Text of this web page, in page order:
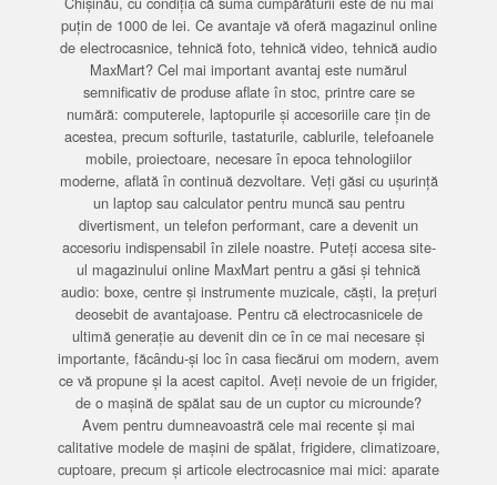
puțin de 1000 de lei. Ce avantaje vă oferă magazinul online
de electrocasnice, tehnică foto, tehnică video, tehnică audio
MaxMart? Cel mai important avantaj este numărul
semnificativ de produse aflate în stoc, printre care se
numără: computerele, laptopurile și accesoriile care țin de
acestea, precum softurile, tastaturile, cablurile, telefoanele
mobile, proiectoare, necesare în epoca tehnologiilor
moderne, aflată în continuă dezvoltare. Veți găsi cu ușurință
un laptop sau calculator pentru muncă sau pentru
divertisment, un telefon performant, care a devenit un
accesoriu indispensabil în zilele noastre. Puteți accesa site-
ul magazinului online MaxMart pentru a găsi și tehnică
audio: boxe, centre și instrumente muzicale, căști, la prețuri
deosebit de avantajoase. Pentru că electrocasnicele de
ultimă generație au devenit din ce în ce mai necesare și
importante, făcându-și loc în casa fiecărui om modern, avem
ce vă propune și la acest capitol. Aveți nevoie de un frigider,
de o mașină de spălat sau de un cuptor cu microunde?
Avem pentru dumneavoastră cele mai recente și mai
calitative modele de mașini de spălat, frigidere, climatizoare,
cuptoare, precum și articole electrocasnice mai mici: aparate